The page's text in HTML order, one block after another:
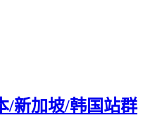
/新加坡/韩国站群